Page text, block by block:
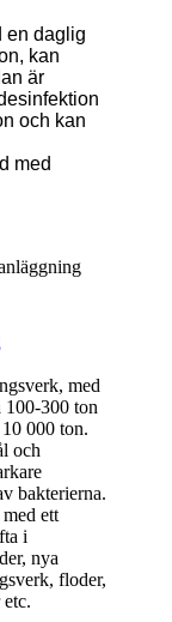
en daglig
kan
är
och kan
med
med
100-300 ton
000 ton.
och
bakterierna.
ett
i
nya
floder,